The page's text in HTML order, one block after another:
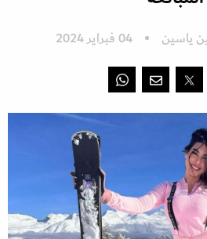
ياسين 04 فبراير 2024